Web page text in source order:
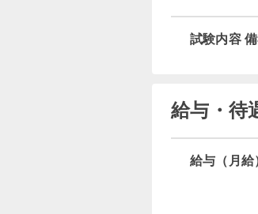
試験内容
給与・待
給与（月給